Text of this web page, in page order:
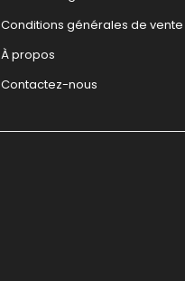
Conditions générales de vente
À propos
Contactez-nous